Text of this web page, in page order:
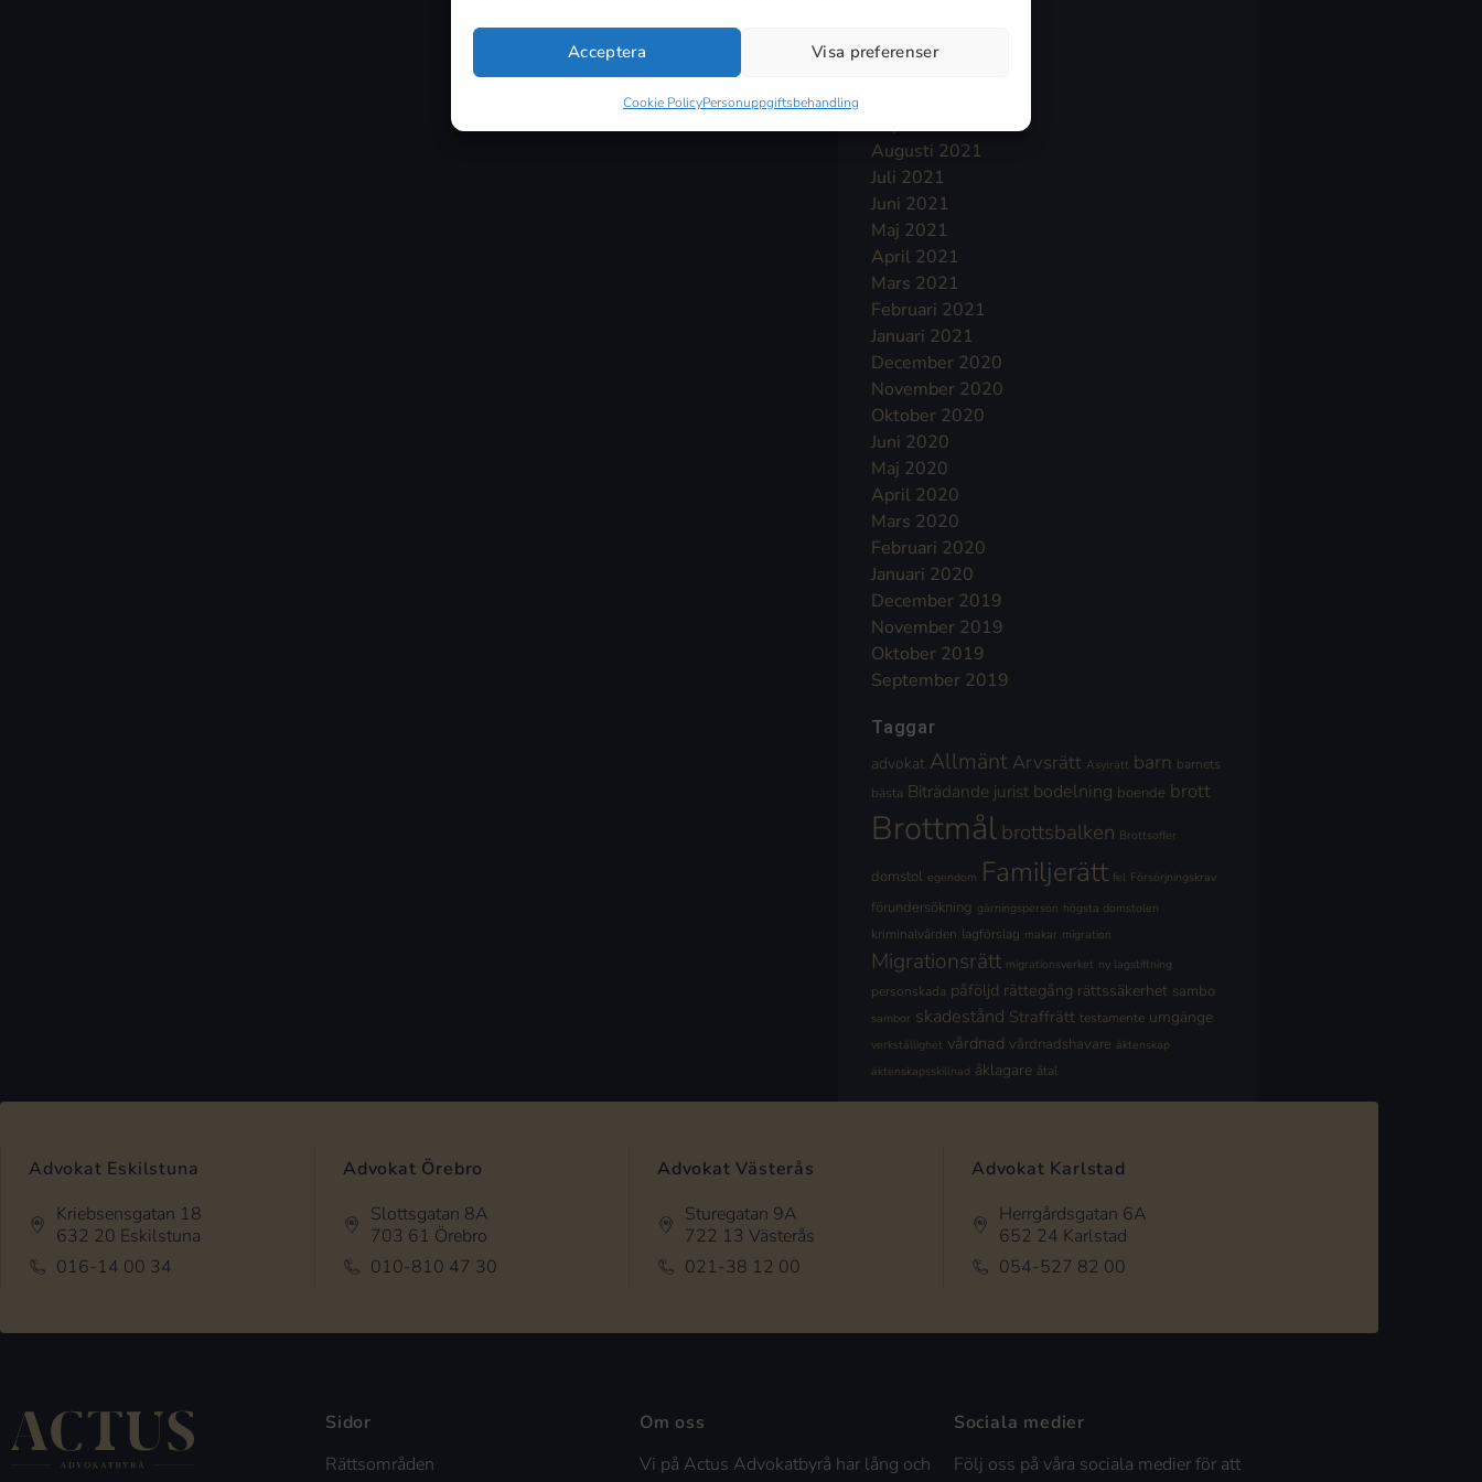
Acceptera Visa preferenser
Cookie PolicyPersonuppgiftsbehandling
December 2021
Augusti 2021
Juli 2021
Juni 2021
Maj 2021
April 2021
Mars 2021
Februari 2021
Januari 2021
December 2020
November 2020
Oktober 2020
Juni 2020
Maj 2020
April 2020
Mars 2020
Februari 2020
Januari 2020
December 2019
November 2019
Oktober 2019
September 2019
Taggar
advokat Allmänt Arvsrätt Asylrätt barn barnets
bästa Biträdande jurist bodelning boende brott
Brottmålbrottsbalken Brottsoffer
domstol egendom Familjerätt fel Försörjningskrav
förundersökning gärningsperson högsta domstolen
kriminalvården lagförslag makar migration
Migrationsrätt migrationsverket ny lagstiftning
personskada påföljd rättegång rättssäkerhet sambo
sambor skadestånd Straffrätt testamente umgänge
verkställighet vårdnad vårdnadshavare äktenskap
äktenskapsskillnad åklagare åtal
Advokat Eskilstuna
Kriebsensgatan 18
632 20 Eskilstuna
016-14 00 34
Advokat Örebro
Slottsgatan 8A
703 61 Örebro
010-810 47 30
Advokat Västerås
Sturegatan 9A
722 13 Västerås
021-38 12 00
Advokat Karlstad
Herrgårdsgatan 6A
652 24 Karlstad
054-527 82 00
Sidor
Rättsområden
Om oss
Vi på Actus Advokatbyrå har lång och
Sociala medier
Följ oss på våra sociala medier för att